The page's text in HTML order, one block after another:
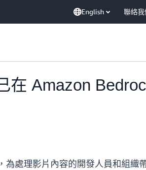
English 聯絡我
在 Amazon
處理影片內容的開發人員和組織